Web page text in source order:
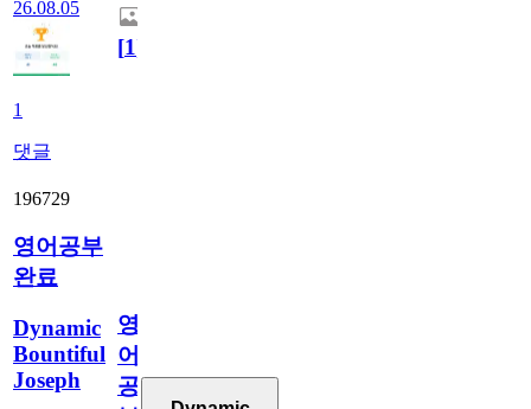
26.08.05
1
댓글
[1]
196729
영어공부
완료
Dynamic
Bountiful
Joseph
영
어
공